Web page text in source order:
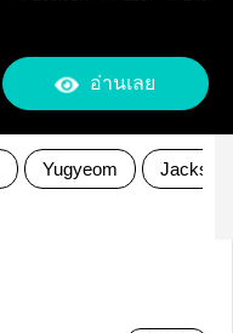
อ่านเลย
Yugyeom Jackson